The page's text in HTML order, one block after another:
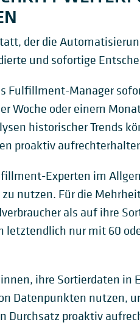
der die
und sofortige
Fulfillment-Manager
Woche oder einem
historischer Trends
proaktiv
Experten im
nutzen. Für die
als auf ihre
nur mit 60
ihre Sortierdaten in
Datenpunkten nutzen,
Durchsatz proaktiv